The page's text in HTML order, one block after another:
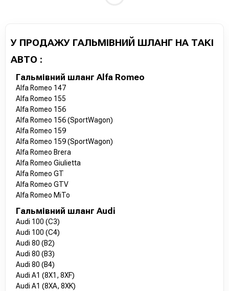
У ПРОДАЖУ ГАЛЬМІВНИЙ ШЛАНГ НА ТАКІ
АВТО :
Гальмівний шланг Alfa Romeo
Alfa Romeo 147
Alfa Romeo 155
Alfa Romeo 156
Alfa Romeo 156 (SportWagon)
Alfa Romeo 159
Alfa Romeo 159 (SportWagon)
Alfa Romeo Brera
Alfa Romeo Giulietta
Alfa Romeo GT
Alfa Romeo GTV
Alfa Romeo MiTo
Гальмівний шланг Audi
Audi 100 (C3)
Audi 100 (C4)
Audi 80 (B2)
Audi 80 (B3)
Audi 80 (B4)
Audi A1 (8X1, 8XF)
Audi A1 (8XA, 8XK)